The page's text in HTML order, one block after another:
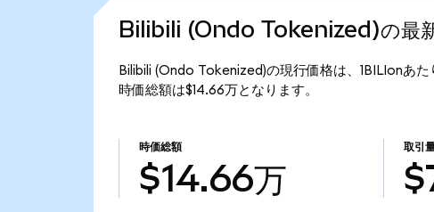
Bilibili (Ondo Tokenized)の最
Bilibili (Ondo Tokenized)の現行価格は、1BILIonあ
時価総額は$14.66万となります。
時価総額
$14.66万
取引